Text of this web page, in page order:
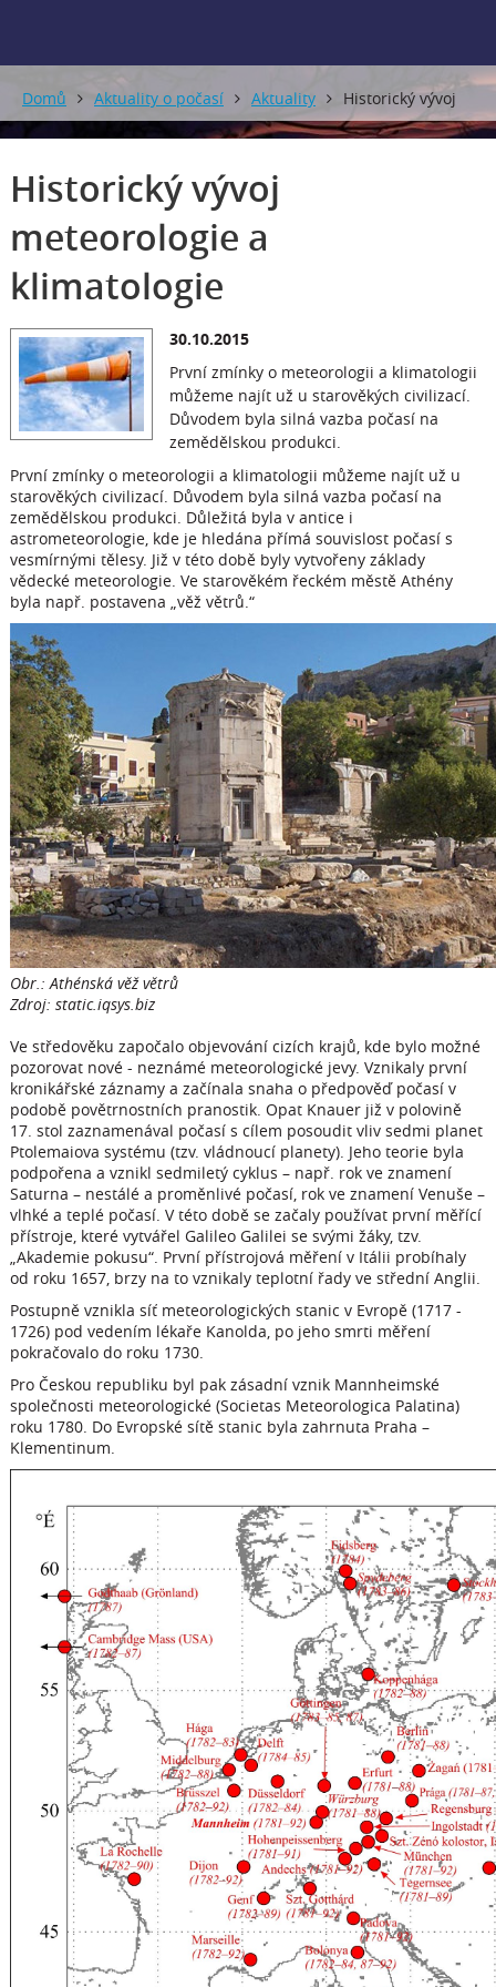
Domů Aktuality o počasí Aktuality Historický vývoj
meteorologie a klimatologie
Historický vývoj
meteorologie a
klimatologie
30.10.2015
První zmínky o meteorologii a klimatologii
můžeme najít už u starověkých civilizací.
Důvodem byla silná vazba počasí na
zemědělskou produkci.
První zmínky o meteorologii a klimatologii můžeme najít už u
starověkých civilizací. Důvodem byla silná vazba počasí na
zemědělskou produkci. Důležitá byla v antice i
astrometeorologie, kde je hledána přímá souvislost počasí s
vesmírnými tělesy. Již v této době byly vytvořeny základy
vědecké meteorologie. Ve starověkém řeckém městě Athény
byla např. postavena „věž větrů.“
Obr.: Athénská věž větrů
Zdroj: static.iqsys.biz
Ve středověku započalo objevování cizích krajů, kde bylo možné
pozorovat nové - neznámé meteorologické jevy. Vznikaly první
kronikářské záznamy a začínala snaha o předpověď počasí v
podobě povětrnostních pranostik. Opat Knauer již v polovině
17. stol zaznamenával počasí s cílem posoudit vliv sedmi planet
Ptolemaiova systému (tzv. vládnoucí planety). Jeho teorie byla
podpořena a vznikl sedmiletý cyklus – např. rok ve znamení
Saturna – nestálé a proměnlivé počasí, rok ve znamení Venuše –
vlhké a teplé počasí. V této době se začaly používat první měřící
přístroje, které vytvářel Galileo Galilei se svými žáky, tzv.
„Akademie pokusu“. První přístrojová měření v Itálii probíhaly
od roku 1657, brzy na to vznikaly teplotní řady ve střední Anglii.
Postupně vznikla síť meteorologických stanic v Evropě (1717 -
1726) pod vedením lékaře Kanolda, po jeho smrti měření
pokračovalo do roku 1730.
Pro Českou republiku byl pak zásadní vznik Mannheimské
společnosti meteorologické (Societas Meteorologica Palatina)
roku 1780. Do Evropské sítě stanic byla zahrnuta Praha –
Klementinum.